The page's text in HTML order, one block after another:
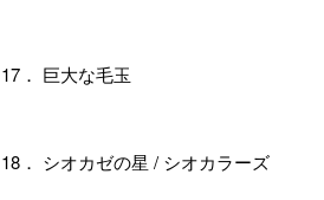
17． 巨大な毛玉
18． シオカゼの星 / シオカラーズ